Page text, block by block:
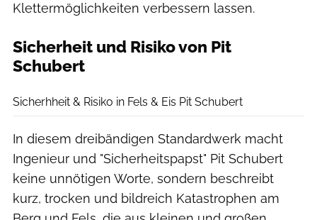
Klettermöglichkeiten verbessern lassen.
Sicherheit und Risiko von Pit
Schubert
Sicherhheit & Risiko in Fels & Eis Pit Schubert
In diesem dreibändigen Standardwerk macht
Ingenieur und "Sicherheitspapst" Pit Schubert
keine unnötigen Worte, sondern beschreibt
kurz, trocken und bildreich Katastrophen am